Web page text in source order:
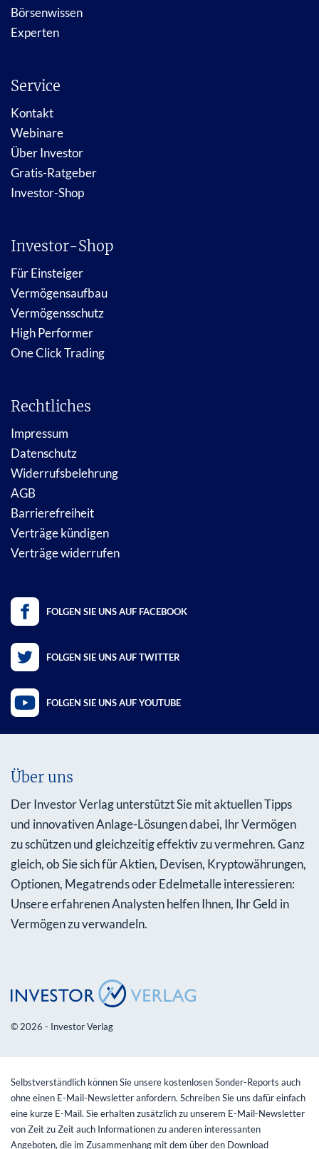
Börsenwissen
Experten
Service
Kontakt
Webinare
Über Investor
Gratis-Ratgeber
Investor-Shop
Investor-Shop
Für Einsteiger
Vermögensaufbau
Vermögensschutz
High Performer
One Click Trading
Rechtliches
Impressum
Datenschutz
Widerrufsbelehrung
AGB
Barrierefreiheit
Verträge kündigen
Verträge widerrufen
FOLGEN SIE UNS AUF FACEBOOK
FOLGEN SIE UNS AUF TWITTER
FOLGEN SIE UNS AUF YOUTUBE
Über uns
Der Investor Verlag unterstützt Sie mit aktuellen Tipps
und innovativen Anlage-Lösungen dabei, Ihr Vermögen
zu schützen und gleichzeitig effektiv zu vermehren. Ganz
gleich, ob Sie sich für Aktien, Devisen, Kryptowährungen,
Optionen, Megatrends oder Edelmetalle interessieren:
Unsere erfahrenen Analysten helfen Ihnen, Ihr Geld in
Vermögen zu verwandeln.
© 2026 - Investor Verlag
Selbstverständlich können Sie unsere kostenlosen Sonder-Reports auch
ohne einen E-Mail-Newsletter anfordern. Schreiben Sie uns dafür einfach
eine kurze E-Mail. Sie erhalten zusätzlich zu unserem E-Mail-Newsletter
von Zeit zu Zeit auch Informationen zu anderen interessanten
Angeboten, die im Zusammenhang mit dem über den Download